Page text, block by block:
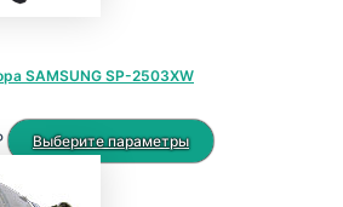
SAMSUNG SP-2503XW
Диапазон
7793 ₽
Выберите параметры
Этот